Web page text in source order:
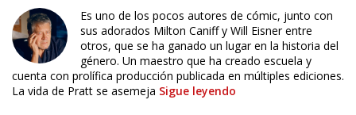
Es uno de los pocos autores de cómic, junto con
sus adorados Milton Caniff y Will Eisner entre
otros, que se ha ganado un lugar en la historia del
género. Un maestro que ha creado escuela y
cuenta con prolífica producción publicada en múltiples ediciones.
La vida de Pratt se asemeja Sigue leyendo